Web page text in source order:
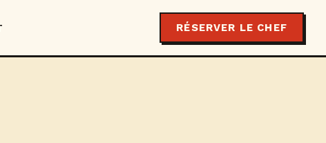
RÉSERVER LE CHEF